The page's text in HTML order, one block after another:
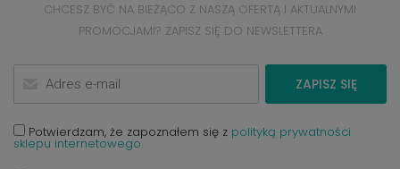
CHCESZ BYĆ NA BIEŻĄCO Z NASZĄ OFERTĄ I AKTUALNYMI
PROMOCJAMI? ZAPISZ SIĘ DO NEWSLETTERA
ZAPISZ SIĘ
Potwierdzam, że zapoznałem się z polityką prywatności
sklepu internetowego.